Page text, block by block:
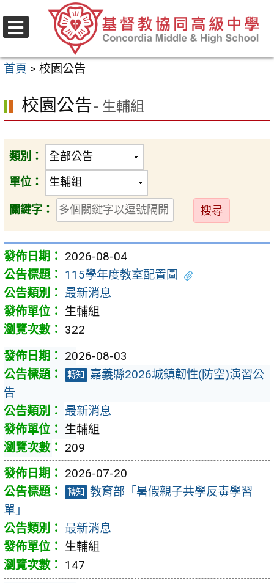
至
要
容
首頁 > 校園公告
校園公告- 生輔組
類別：
單位：
關鍵字：
送
出
2026-08-04
115學年度教室配置圖
最新消息
生輔組
322
2026-08-03
轉知
嘉義縣2026城鎮韌性(防空)演習公
告
最新消息
生輔組
209
2026-07-20
轉知
教育部「暑假親子共學反毒學習
單」
最新消息
生輔組
147
選
單